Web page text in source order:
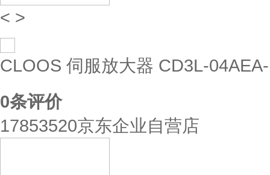
< >
CLOOS 伺服放大器 CD3L-
0条评价
17853520京东企业自营店